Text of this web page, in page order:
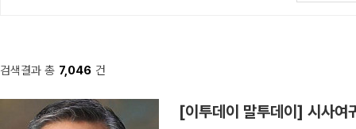
검색결과 총 7,046 건
[이투데이 말투데이] 시사